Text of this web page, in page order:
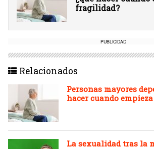
fragilidad?
PUBLICIDAD
Relacionados
Personas mayores
hacer cuando
La sexualidad tras la